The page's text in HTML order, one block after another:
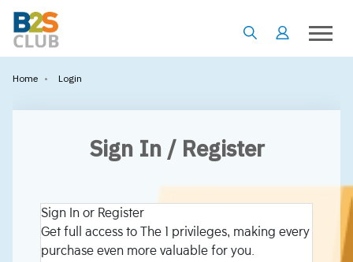
Home • Login
Sign In / Register
Sign In or Register
Get full access to The 1 privileges, making every
purchase even more valuable for you.